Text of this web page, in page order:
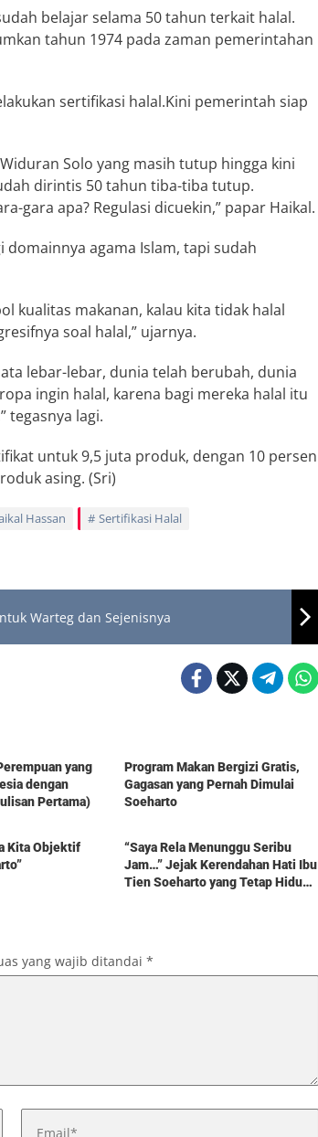
belajar selama 50 tahun terkait halal.
tahun 1974 pada zaman pemerintahan
sertifikasi halal.Kini pemerintah siap
Solo yang masih tutup hingga kini
dirintis 50 tahun tiba-tiba tutup.
gara apa? Regulasi dicuekin,” papar Haikal.
domainnya agama Islam, tapi sudah
kualitas makanan, kalau kita tidak halal
soal halal,” ujarnya.
lebar-lebar, dunia telah berubah, dunia
ingin halal, karena bagi mereka halal itu
tegasnya lagi.
untuk 9,5 juta produk, dengan 10 persen
asing. (Sri)
Hassan Sertifikasi Halal
Warteg dan Sejenisnya
yang
dengan
Pertama)
Program Makan Bergizi Gratis,
Gagasan yang Pernah Dimulai
Soeharto
Kita Objektif
“Saya Rela Menunggu Seribu
Jam…” Jejak Kerendahan Hati Ibu
Tien Soeharto yang Tetap Hidup
yang wajib ditandai *